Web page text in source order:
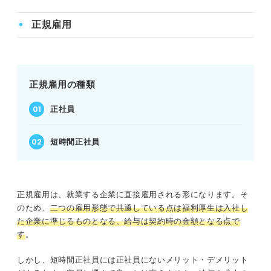
正規雇用
正規雇用の種類
正社員
短時間正社員
正規雇用は、就業する企業に直接雇用される形になります。そ
のため、 二つの雇用形態で共通している点は福利厚生は入社し
た企業に準じるものとなる、給与は契約時の金額となる点で
す。
しかし、短時間正社員には正社員にないメリット・デメリット